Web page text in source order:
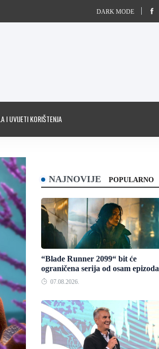
DARK MODE
I UVIJETI KORIŠTENJA
NAJNOVIJE POPULARNO
“Blade Runner 2099“ bit će
ograničena serija od osam epizoda
07.08.2026.